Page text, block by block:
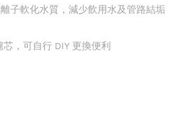
子軟化水質，減少飲用水及管路結垢
芯，可自行 DIY 更換便利